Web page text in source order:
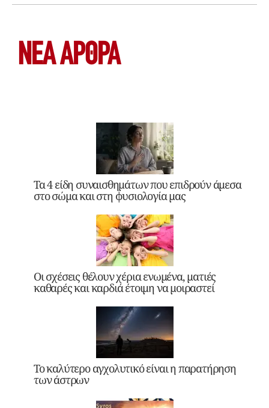
ΝΕΑ ΆΡΘΡΑ
Τα 4 είδη συναισθημάτων που επιδρούν άμεσα
στο σώμα και στη φυσιολογία μας
Οι σχέσεις θέλουν χέρια ενωμένα, ματιές
καθαρές και καρδιά έτοιμη να μοιραστεί
Το καλύτερο αγχολυτικό είναι η παρατήρηση
των άστρων